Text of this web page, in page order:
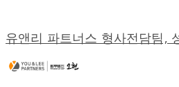
유앤리 파트너스 형사전담팀,